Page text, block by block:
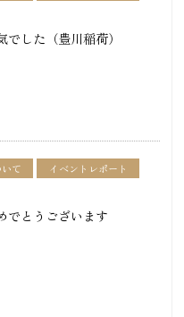
でした（豊川稲荷）
て イベントレポート
でとうございます